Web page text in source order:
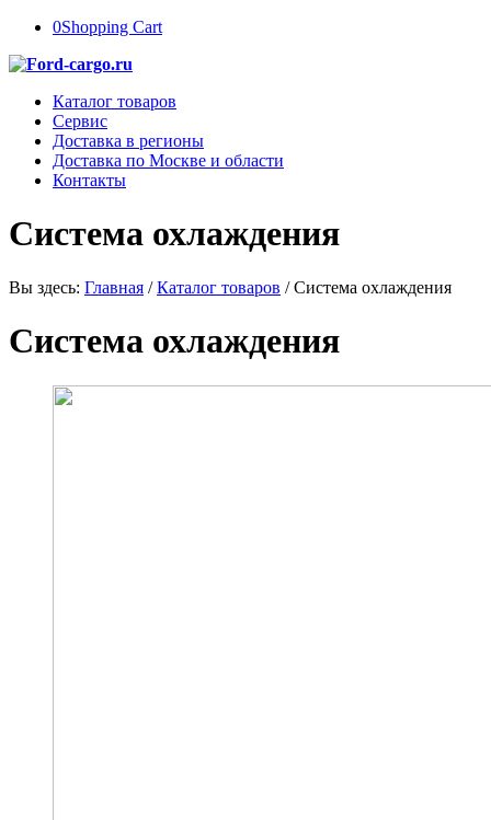
0Shopping Cart
Каталог товаров
Сервис
Доставка в регионы
Доставка по Москве и области
Контакты
Система охлаждения
Вы здесь: Главная / Каталог товаров / Система охлаждения
Система охлаждения